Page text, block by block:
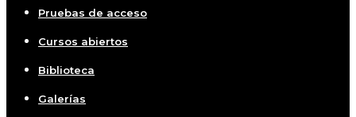
Pruebas de acceso
Cursos abiertos
Biblioteca
Galerías